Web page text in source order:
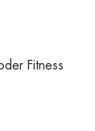
Fitness